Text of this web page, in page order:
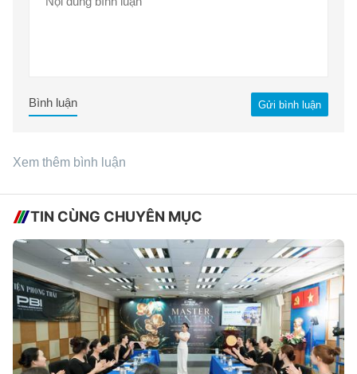
Gửi bình luận
Bình luận
Xem thêm bình luận
TIN CÙNG CHUYÊN MỤC